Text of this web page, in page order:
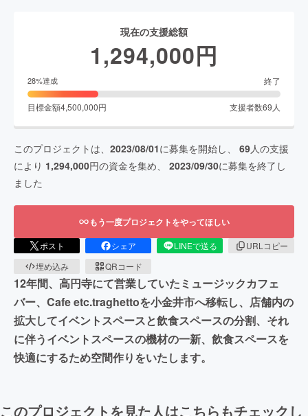
現在の支援総額
1,294,000円
28%達成 終了
目標金額4,500,000円 支援者数69 人
このプロジェクトは、 2023/08/01に募集を開始し、 69人の支援
により 1,294,000円の資金を集め、 2023/09/30に募集を終了し
ました
もう一度プロジェクトをやってほしい
ポスト シェア LINEで送る
URLコピー
埋め込み
QRコード
12年間、高円寺にて営業していたミュージックカフェ
バー、Cafe etc.traghettoを小金井市へ移転し、店舗内の
拡大してイベントスペースと飲食スペースの分割、それ
に伴うイベントスペースの機材の一新、飲食スペースを
快適にするため空間作りをいたします。
このプロジェクトを見た人はこちらもチェックし